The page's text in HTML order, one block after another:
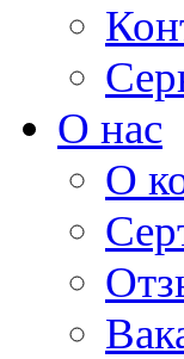
О нас
О